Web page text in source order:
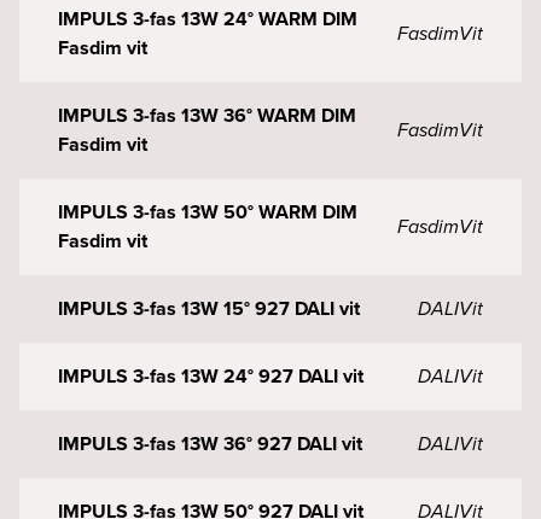
IMPULS 3-fas 13W 24° WARM DIM
Fasdim vit
FasdimVit
IMPULS 3-fas 13W 36° WARM DIM
Fasdim vit
FasdimVit
IMPULS 3-fas 13W 50° WARM DIM
Fasdim vit
FasdimVit
IMPULS 3-fas 13W 15° 927 DALI vit DALIVit
IMPULS 3-fas 13W 24° 927 DALI vit DALIVit
IMPULS 3-fas 13W 36° 927 DALI vit DALIVit
IMPULS 3-fas 13W 50° 927 DALI vit DALIVit